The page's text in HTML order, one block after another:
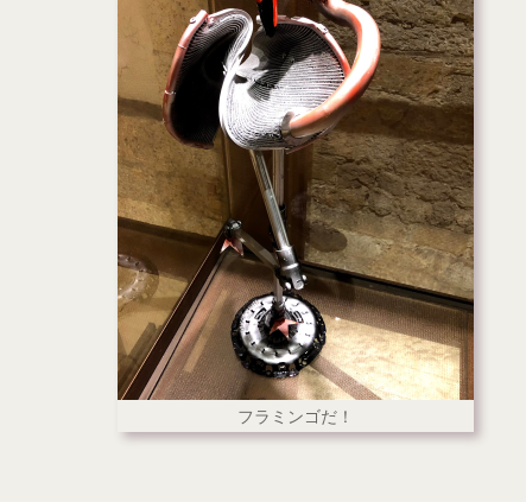
フラミンゴだ！